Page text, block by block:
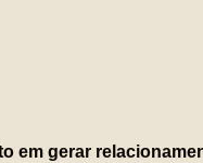
em gerar